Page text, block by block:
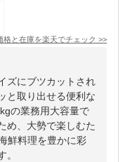
格と在庫を楽天でチェック >>
ズにブツカットされ
と取り出せる便利な
の業務用大容量で
め、大勢で楽しむた
鮮料理を豊かに彩